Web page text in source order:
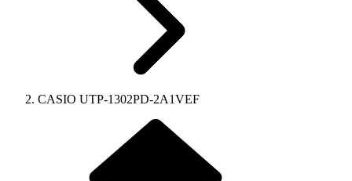
CASIO UTP-1302PD-2A1VEF